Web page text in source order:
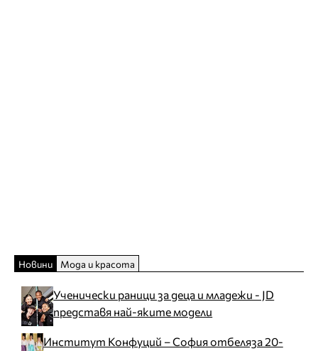
Новини Мода и красота
Ученически раници за деца и младежи - JD
представя най-яките модели
Институт Конфуций – София отбеляза 20-